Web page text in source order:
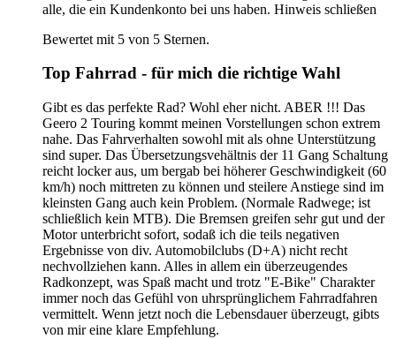
alle, die ein Kundenkonto bei uns haben. Hinweis schließen
Bewertet mit 5 von 5 Sternen.
Top Fahrrad - für mich die richtige Wahl
Gibt es das perfekte Rad? Wohl eher nicht. ABER !!! Das
Geero 2 Touring kommt meinen Vorstellungen schon extrem
nahe. Das Fahrverhalten sowohl mit als ohne Unterstützung
sind super. Das Übersetzungsvehältnis der 11 Gang Schaltung
reicht locker aus, um bergab bei höherer Geschwindigkeit (60
km/h) noch mittreten zu können und steilere Anstiege sind im
kleinsten Gang auch kein Problem. (Normale Radwege; ist
schließlich kein MTB). Die Bremsen greifen sehr gut und der
Motor unterbricht sofort, sodaß ich die teils negativen
Ergebnisse von div. Automobilclubs (D+A) nicht recht
nechvollziehen kann. Alles in allem ein überzeugendes
Radkonzept, was Spaß macht und trotz "E-Bike" Charakter
immer noch das Gefühl von uhrsprünglichem Fahrradfahren
vermittelt. Wenn jetzt noch die Lebensdauer überzeugt, gibts
von mir eine klare Empfehlung.